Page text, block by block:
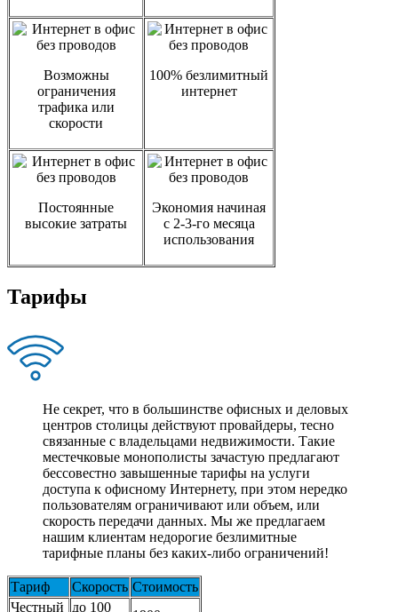
Возможны
ограничения
трафика или
скорости
100% безлимитный
интернет
Постоянные
высокие затраты
Экономия начиная
с 2-3-го месяца
использования
Тарифы
Не секрет, что в большинстве офисных и деловых
центров столицы действуют провайдеры, тесно
связанные с владельцами недвижимости. Такие
местечковые монополисты зачастую предлагают
бессовестно завышенные тарифы на услуги
доступа к офисному Интернету, при этом нередко
пользователям ограничивают или объем, или
скорость передачи данных. Мы же предлагаем
нашим клиентам недорогие безлимитные
тарифные планы без каких-либо ограничений!
Тариф Скорость Стоимость
Честный
до 100